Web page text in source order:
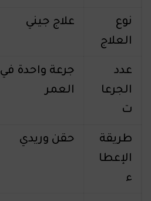
نوع
العلاج
علاج جيني
عدد
الجرعا
ت
جرعة واحدة في
العمر
طريقة
الإعطا
ء
حقن وريدي